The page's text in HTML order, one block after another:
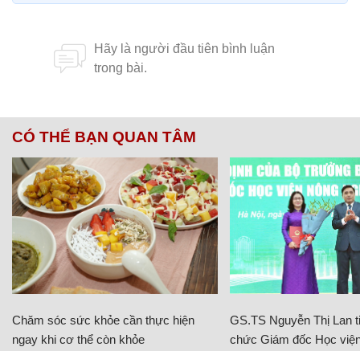
CÓ THỂ BẠN QUAN TÂM
Chăm sóc sức khỏe cần thực hiện
ngay khi cơ thể còn khỏe
GS.TS Nguyễn Thị Lan
chức Giám đốc Học